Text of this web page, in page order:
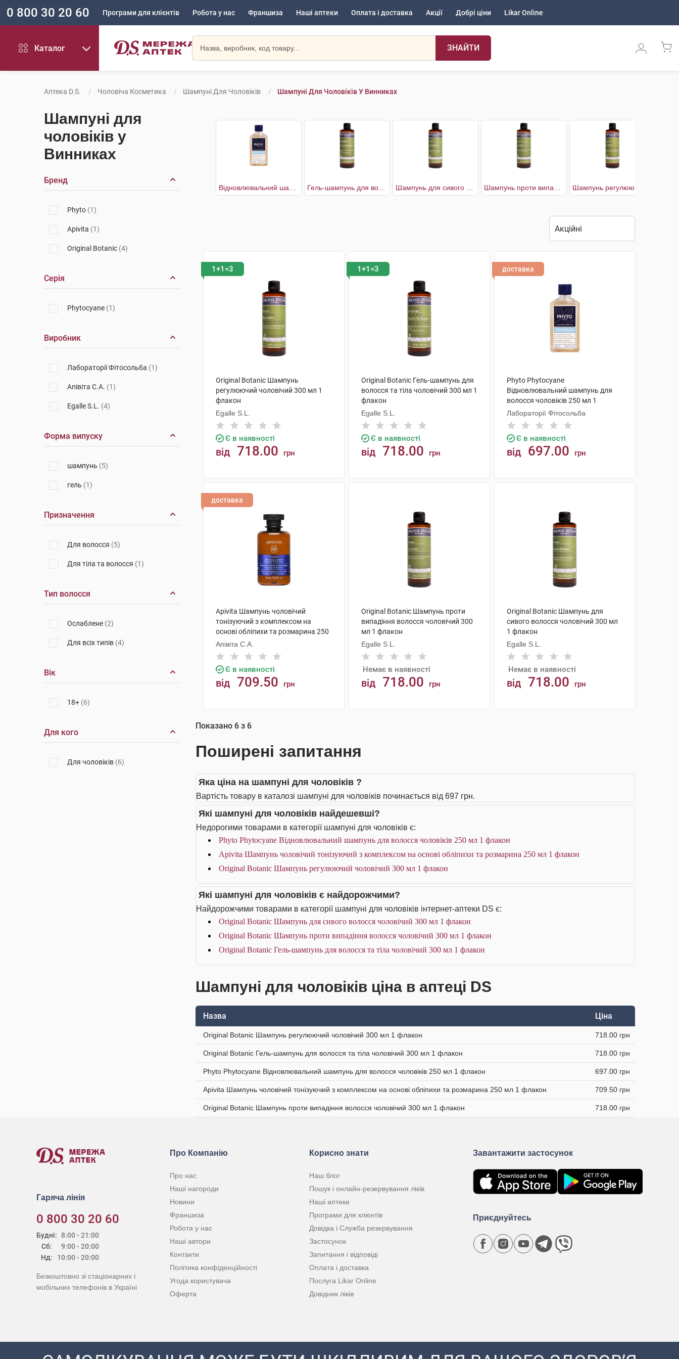
0 800 30 20 60 Програми для клієнтів Робота у нас Франшиза Наші аптеки Оплата і доставка Акції Добрі ціни Likar Online
Каталог ЗНАЙТИ
Аптека D.S. Чоловіча Косметика Шампуні Для Чоловіків Шампуні Для Чоловіків У Винниках
Шампуні для
чоловіків у
Винниках
Бренд
Phyto (1)
Apivita (1)
Original Botanic (4)
Серія
Phytocyane (1)
Виробник
Лабораторії Фітосольба (1)
Апівіта С.А. (1)
Egalle S.L. (4)
Форма випуску
шампунь (5)
гель (1)
Призначення
Для волосся (5)
Для тіла та волосся (1)
Тип волосся
Ослаблене (2)
Для всіх типів (4)
Вік
18+ (6)
Для кого
Для чоловіків (6)
1+1=3
Original Botanic Шампунь
регулюючий чоловічий 300 мл 1
флакон
Egalle S.L.
Є в наявності
від 718.00 грн
1+1=3
Original Botanic Гель-шампунь для
волосся та тіла чоловічий 300 мл 1
флакон
Egalle S.L.
Є в наявності
від 718.00 грн
доставка
Phyto Phytocyane
Відновлювальний шампунь для
волосся чоловіків 250 мл 1
флакон
Лабораторії Фітосольба
Є в наявності
від 697.00 грн
доставка
Apivita Шампунь чоловічий
тонізуючий з комплексом на
основі обліпихи та розмарина 250
мл 1 флакон
Апівіта С.А.
Є в наявності
від 709.50 грн
Original Botanic Шампунь проти
випадіння волосся чоловічий 300
мл 1 флакон
Egalle S.L.
Немає в наявності
від 718.00 грн
Original Botanic Шампунь для
сивого волосся чоловічий 300 мл
1 флакон
Egalle S.L.
Немає в наявності
від 718.00 грн
Показано 6 з 6
Поширені запитання
Яка ціна на шампуні для чоловіків ?
Вартість товару в каталозі шампуні для чоловіків починається від 697 грн.
Які шампуні для чоловіків найдешевші?
Недорогими товарами в категорії шампуні для чоловіків є:
Phyto Phytocyane Відновлювальний шампунь для волосся чоловіків 250 мл 1 флакон
Apivita Шампунь чоловічий тонізуючий з комплексом на основі обліпихи та розмарина 250 мл 1 флакон
Original Botanic Шампунь регулюючий чоловічий 300 мл 1 флакон
Які шампуні для чоловіків є найдорожчими?
Найдорожчими товарами в категорії шампуні для чоловіків інтернет-аптеки DS є:
Original Botanic Шампунь для сивого волосся чоловічий 300 мл 1 флакон
Original Botanic Шампунь проти випадіння волосся чоловічий 300 мл 1 флакон
Original Botanic Гель-шампунь для волосся та тіла чоловічий 300 мл 1 флакон
Шампуні для чоловіків ціна в аптеці DS
Назва Ціна
Original Botanic Шампунь регулюючий чоловічий 300 мл 1 флакон 718.00 грн
Original Botanic Гель-шампунь для волосся та тіла чоловічий 300 мл 1 флакон 718.00 грн
Phyto Phytocyane Відновлювальний шампунь для волосся чоловіків 250 мл 1 флакон 697.00 грн
Apivita Шампунь чоловічий тонізуючий з комплексом на основі обліпихи та розмарина 250 мл 1 флакон 709.50 грн
Original Botanic Шампунь проти випадіння волосся чоловічий 300 мл 1 флакон 718.00 грн
Гаряча лінія
0 800 30 20 60
Будні:
Сб:
Нд:
8:00 - 21:00
9:00 - 20:00
10:00 - 20:00
Безкоштовно зі стаціонарних і
мобільних телефонів в Україні
Про Компанію
Про нас
Наші нагороди
Новини
Франшиза
Робота у нас
Наші автори
Контакти
Політика конфіденційності
Угода користувача
Оферта
Корисно знати
Наш блог
Пошук і онлайн-резервування ліків
Наші аптеки
Програми для клієнтів
Довідка і Служба резервування
Застосунок
Запитання і відповіді
Оплата і доставка
Послуга Likar Online
Довідник ліків
Завантажити застосунок
Приєднуйтесь